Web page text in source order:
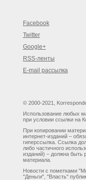
Facebook
Twitter
Google+
RSS-ленты
E-mail рассылка
© 2000-2021,
Использование любых
при условии ссылки на
При копировании
интернет-изданий –
гиперссылка. Ссылка
либо частичного
изданий) – должна быть
материала.
Новости с пометками
"Деньги", "Власть"